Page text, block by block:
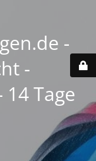
-
-
Tage